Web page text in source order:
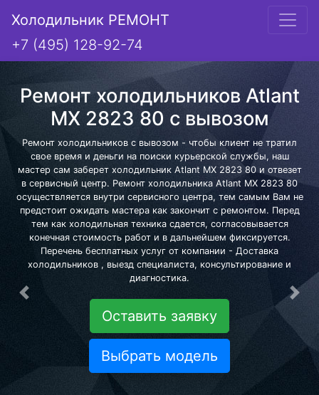
Холодильник РЕМОНТ
+7 (495) 128-92-74
Ремонт холодильников Atlant
MX 2823 80 с вывозом
Ремонт холодильников с вывозом - чтобы клиент не тратил
свое время и деньги на поиски курьерской службы, наш
мастер сам заберет холодильник Atlant MX 2823 80 и отвезет
в сервисный центр. Ремонт холодильника Atlant MX 2823 80
осуществляется внутри сервисного центра, тем самым Вам не
предстоит ожидать мастера как закончит с ремонтом. Перед
тем как холодильная техника сдается, согласовывается
конечная стоимость работ и в дальнейшем фиксируется.
Перечень бесплатных услуг от компании - Доставка
холодильников , выезд специалиста, консультирование и
диагностика.
Оставить заявку
Выбрать модель
Предыдущая